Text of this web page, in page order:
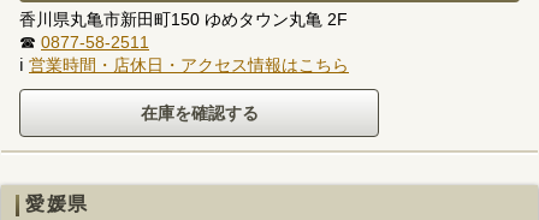
香川県丸亀市新田町150 ゆめタウン丸亀 2F
☎ 0877-58-2511
ℹ 営業時間・店休日・アクセス情報はこちら
愛媛県